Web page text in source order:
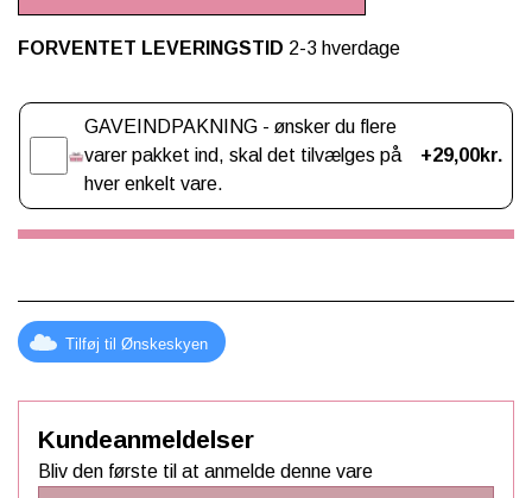
FORVENTET LEVERINGSTID 2-3 hverdage
GAVEINDPAKNING - ønsker du flere
varer pakket ind, skal det tilvælges på
hver enkelt vare.
+29,00kr.
Tilføj til Ønskeskyen
Kundeanmeldelser
Bliv den første til at anmelde denne vare